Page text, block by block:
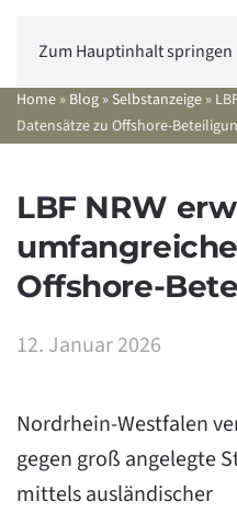
Zum Hauptinhalt springen
Home » Blog » Selbstanzeige »
Datensätze zu Offshore-
LBF NRW
Offshore-
12. Januar 2026
Nordrhein-Westfalen
gegen groß angelegte
mittels ausländischer